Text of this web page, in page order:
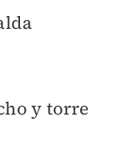
y torre